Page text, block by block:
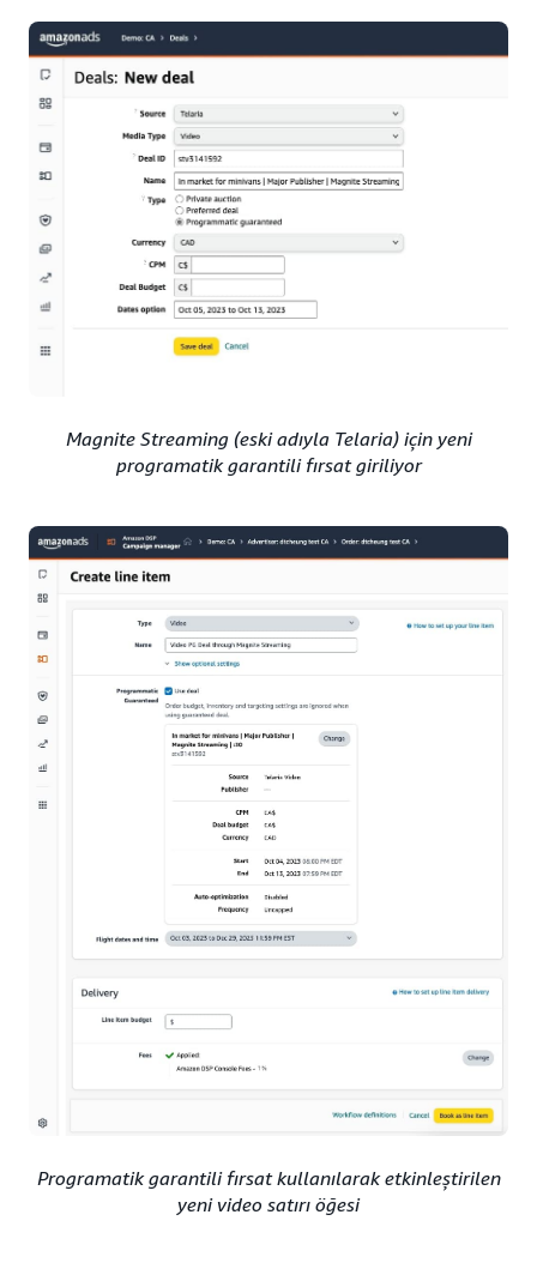
Magnite Streaming (eski adıyla Telaria) için yeni
programatik garantili fırsat giriliyor
Programatik garantili fırsat kullanılarak etkinleştirilen
yeni video satırı öğesi